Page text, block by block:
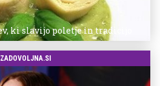
ki slavijo poletje in tradicijo
ZADOVOLJNA.SI